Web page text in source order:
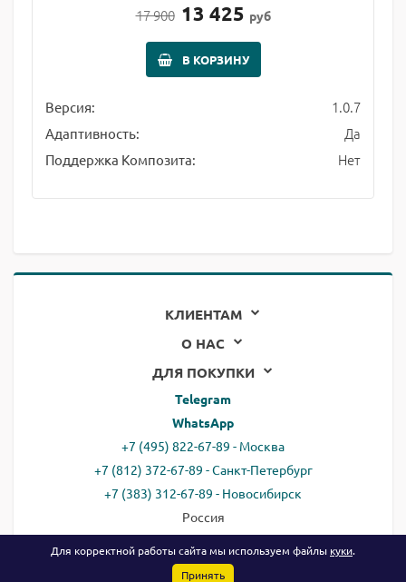
17 900 13 425 руб
В КОРЗИНУ
Версия: 1.0.7
Адаптивность: Да
Поддержка Композита: Нет
КЛИЕНТАМ
О НАС
ДЛЯ ПОКУПКИ
Telegram
WhatsApp
+7 (495) 822-67-89 - Москва
+7 (812) 372-67-89 - Санкт-Петербург
+7 (383) 312-67-89 - Новосибирск
Россия
email:all@ready.website
Для корректной работы сайта мы используем файлы куки.
Принять